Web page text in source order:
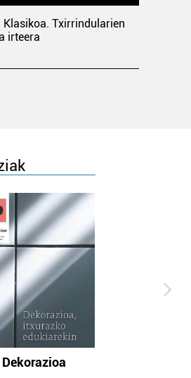
Klasikoa. Txirrindularien
irteera
Dekorazioa